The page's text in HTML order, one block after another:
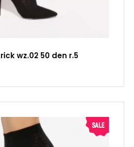
wz.02 50 den r.5